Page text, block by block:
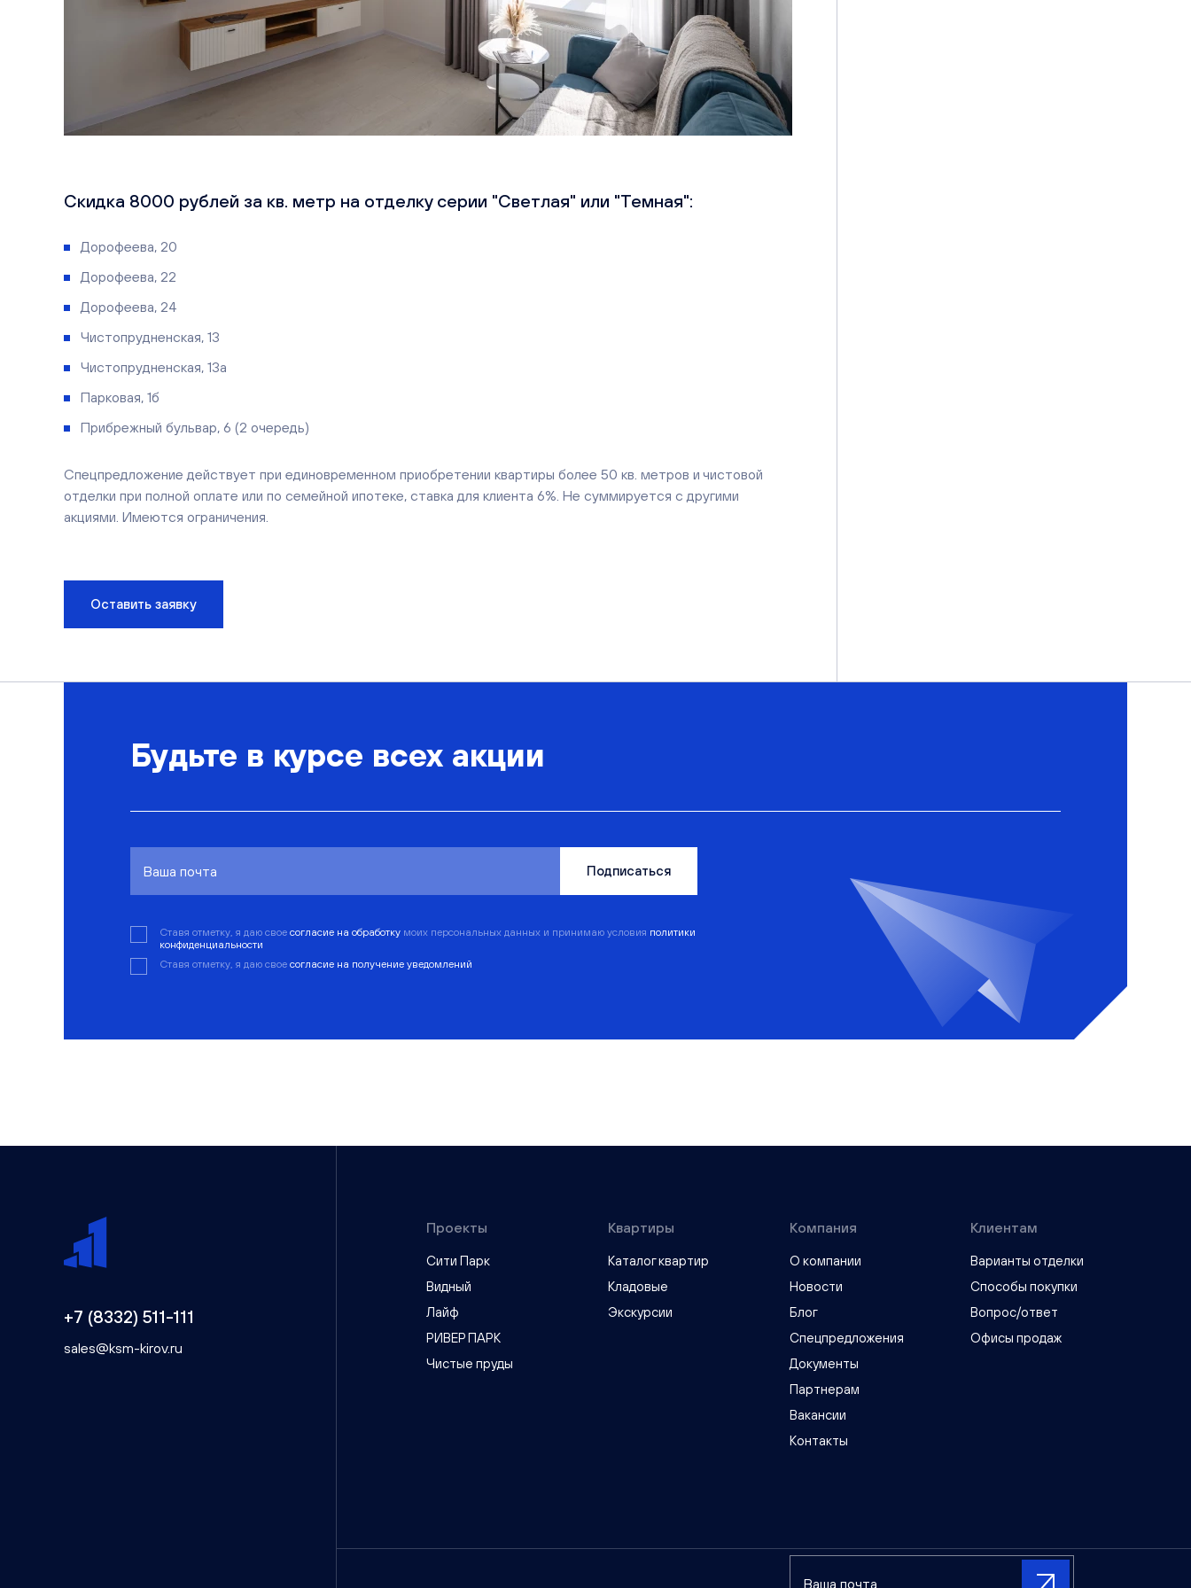
Скидка 8000 рублей за кв. метр на отделку серии "Светлая" или "Темная":
Дорофеева, 20
Дорофеева, 22
Дорофеева, 24
Чистопрудненская, 13
Чистопрудненская, 13а
Парковая, 1б
Прибрежный бульвар, 6 (2 очередь)
Спецпредложение действует при единовременном приобретении квартиры более 50 кв. метров и чистовой
отделки при полной оплате или по семейной ипотеке, ставка для клиента 6%. Не суммируется с другими
акциями. Имеются ограничения.
Оставить заявку
Будьте в курсе всех акции
Подписаться
Ставя отметку, я даю свое согласие на обработку моих персональных данных и принимаю условия политики
конфиденциальности
Ставя отметку, я даю свое согласие на получение уведомлений
+7 (8332) 511-111
sales@ksm-kirov.ru
Проекты
Сити Парк
Видный
Лайф
РИВЕР ПАРК
Чистые пруды
Квартиры
Каталог квартир
Кладовые
Экскурсии
Компания
О компании
Новости
Блог
Спецпредложения
Документы
Партнерам
Вакансии
Контакты
Клиентам
Варианты отделки
Способы покупки
Вопрос/ответ
Офисы продаж